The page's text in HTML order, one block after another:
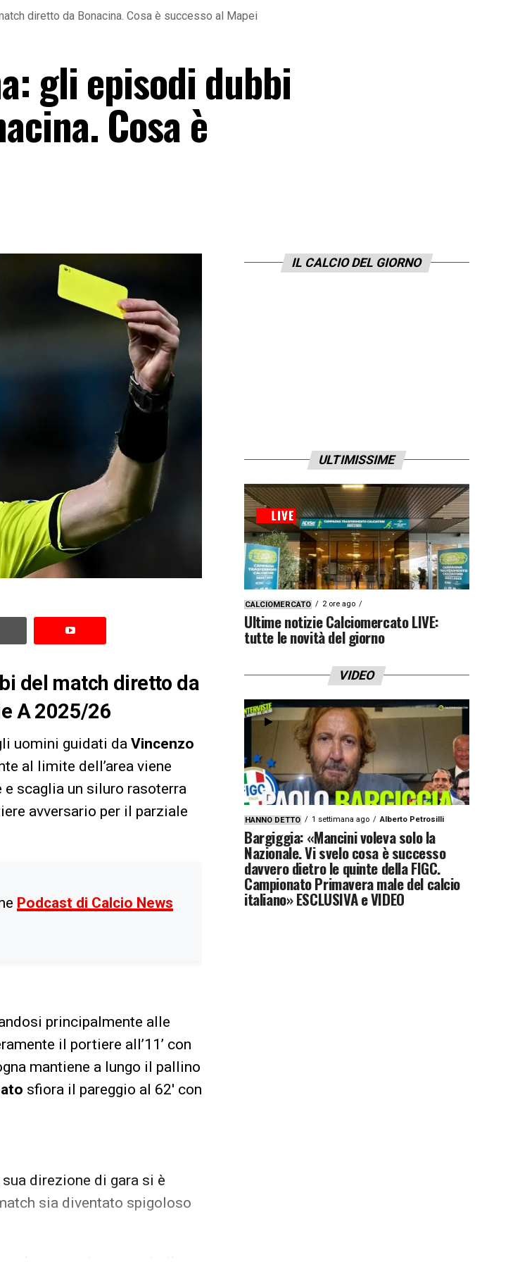
diretto da Bonacina. Cosa è successo al Mapei
gli episodi dubbi
Cosa è
del match diretto da
A 2025/26
uomini guidati da Vincenzo
al limite dell’area viene
e scaglia un siluro rasoterra
avversario per il parziale
Podcast di Calcio News
principalmente alle
il portiere all’11’ con
mantiene a lungo il pallino
sfiora il pareggio al 62′ con
sua direzione di gara si è
sia diventato spigoloso
IL CALCIO DEL GIORNO
ULTIMISSIME
CALCIOMERCATO 2 ore ago
Ultime notizie Calciomercato LIVE:
tutte le novità del giorno
VIDEO
HANNO DETTO 1 settimana ago Alberto Petrosilli
Bargiggia: «Mancini voleva solo la
Nazionale. Vi svelo cosa è successo
davvero dietro le quinte della FIGC.
Campionato Primavera male del calcio
italiano» ESCLUSIVA e VIDEO